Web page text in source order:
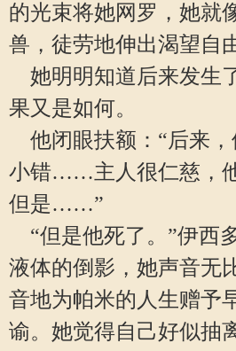
的光束将她网罗，她就
兽，徒劳地伸出渴望自
她明明知道后来发生
果又是如何。
他闭眼扶额：“后来
小错……主人很仁慈，
但是……”
“但是他死了。”伊西
液体的倒影，她声音无
音地为帕米的人生赠予
谕。她觉得自己好似抽